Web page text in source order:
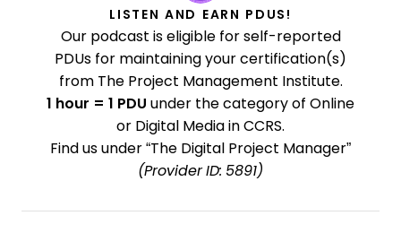
LISTEN AND EARN PDUS!
Our podcast is eligible for self-reported
PDUs for maintaining your certification(s)
from The Project Management Institute.
1 hour = 1 PDU under the category of Online
or Digital Media in CCRS.
Find us under “The Digital Project Manager”
(Provider ID: 5891)